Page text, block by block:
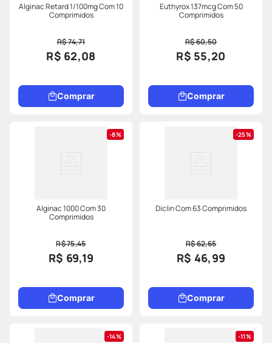
Alginac Retard 1/100mg Com 10
Comprimidos
R$ 74,71
R$ 62,08
Comprar
Euthyrox 137mcg Com 50
Comprimidos
R$ 60,50
R$ 55,20
Comprar
8%
Alginac 1000 Com 30
Comprimidos
R$ 75,45
R$ 69,19
Comprar
25%
Diclin Com 63 Comprimidos
R$ 62,65
R$ 46,99
Comprar
14% 11%